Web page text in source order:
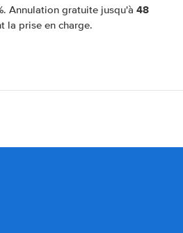
. Annulation gratuite jusqu'à48
la prise en charge.